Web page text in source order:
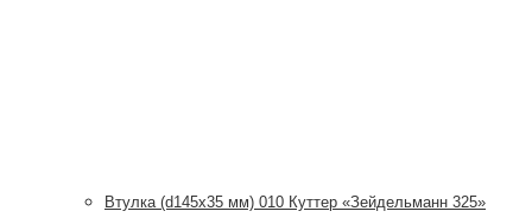
Втулка (d145х35 мм) 010 Куттер «Зейдельманн 325»